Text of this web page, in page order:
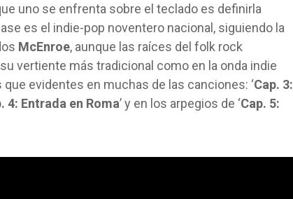
uno se enfrenta sobre el teclado es definirla
es el indie-pop noventero nacional, siguiendo la
McEnroe, aunque las raíces del folk rock
vertiente más tradicional como en la onda indie
evidentes en muchas de las canciones: ‘Cap. 3:
4: Entrada en Roma’ y en los arpegios de ‘Cap. 5: